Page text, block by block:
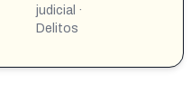
judicial ·
Delitos